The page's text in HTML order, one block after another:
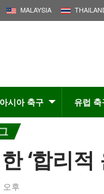
MALAYSIA
아시아 축구 유럽 축
‘합리적
오후